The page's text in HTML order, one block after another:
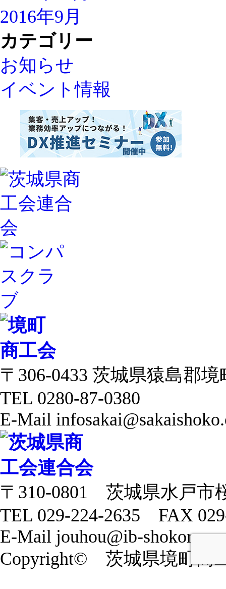
2016年9月
カテゴリー
お知らせ
イベント情報
〒306-0433 茨城県猿島郡境
TEL 0280-87-0380
E-Mail
〒310-0801 茨城県水戸市
TEL 029-224-2635 FAX
E-Mail jouhou@ib-
Copyright© 茨城県境町商